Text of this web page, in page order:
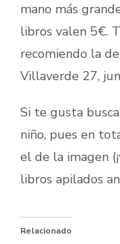
mano más
libros valen 5€.
recomiendo la
Villaverde 27,
Si te gusta
niño, pues en
el de la imagen
libros apilados
Relacionado